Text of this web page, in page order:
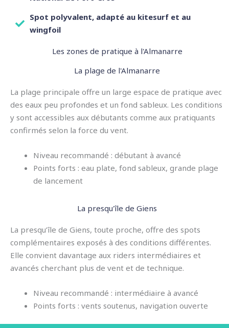
Spot polyvalent, adapté au kitesurf et au
wingfoil
Les zones de pratique à l'Almanarre
La plage de l'Almanarre
La plage principale offre un large espace de pratique avec
des eaux peu profondes et un fond sableux. Les conditions
y sont accessibles aux débutants comme aux pratiquants
confirmés selon la force du vent.
Niveau recommandé : débutant à avancé
Points forts : eau plate, fond sableux, grande plage
de lancement
La presqu'île de Giens
La presqu’île de Giens, toute proche, offre des spots
complémentaires exposés à des conditions différentes.
Elle convient davantage aux riders intermédiaires et
avancés cherchant plus de vent et de technique.
Niveau recommandé : intermédiaire à avancé
Points forts : vents soutenus, navigation ouverte